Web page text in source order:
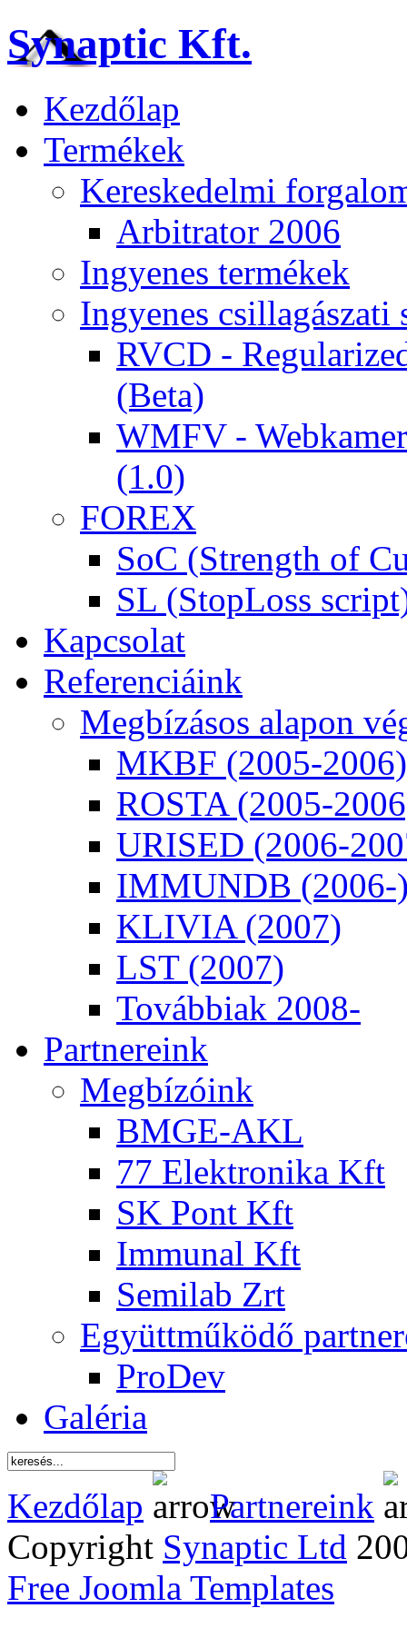
Synaptic Kft.
Kezdőlap
Termékek
Kereskedelmi
Arbitrator 2006
Ingyenes termékek
Ingyenes csillagászati
RVCD -
(Beta)
WMFV -
(1.0)
FOREX
SoC (Strength of
SL (StopLoss
Kapcsolat
Referenciáink
Megbízásos alapon
MKBF (2005-2006)
ROSTA (2005-
URISED (2006-
IMMUNDB (2006-
KLIVIA (2007)
LST (2007)
Továbbiak 2008-
Partnereink
Megbízóink
BMGE-AKL
77 Elektronika Kft
SK Pont Kft
Immunal Kft
Semilab Zrt
Együttműködő
ProDev
Galéria
Kezdőlap
Partnereink
Copyright Synaptic Ltd
Free Joomla Templates